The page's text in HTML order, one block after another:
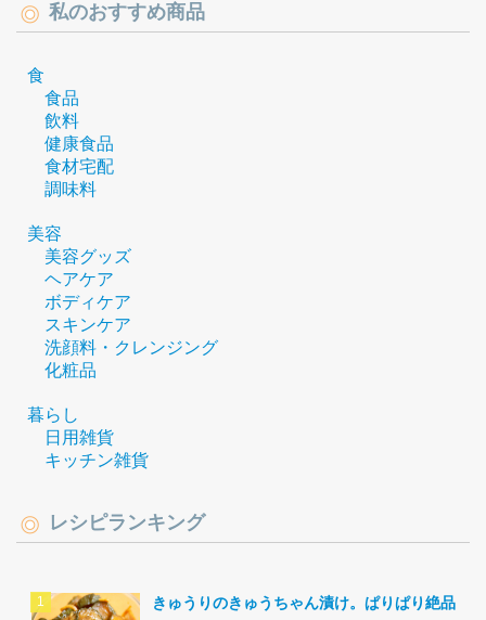
私のおすすめ商品
食
食品
飲料
健康食品
食材宅配
調味料
美容
美容グッズ
ヘアケア
ボディケア
スキンケア
洗顔料・クレンジング
化粧品
暮らし
日用雑貨
キッチン雑貨
レシピランキング
きゅうりのきゅうちゃん漬け。ぱりぱり絶品。